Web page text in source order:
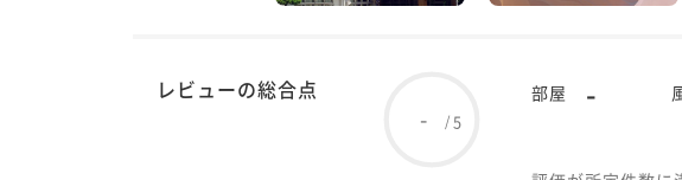
レビューの総合点
- /5
部屋 -